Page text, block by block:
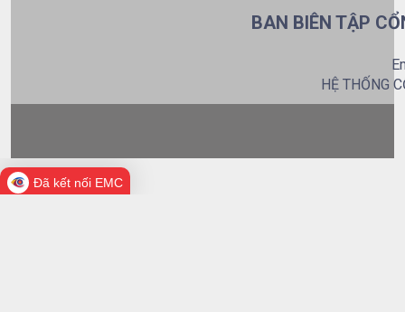
BAN BIÊN TẬP
HỆ THỐNG
Đã kết nối EMC